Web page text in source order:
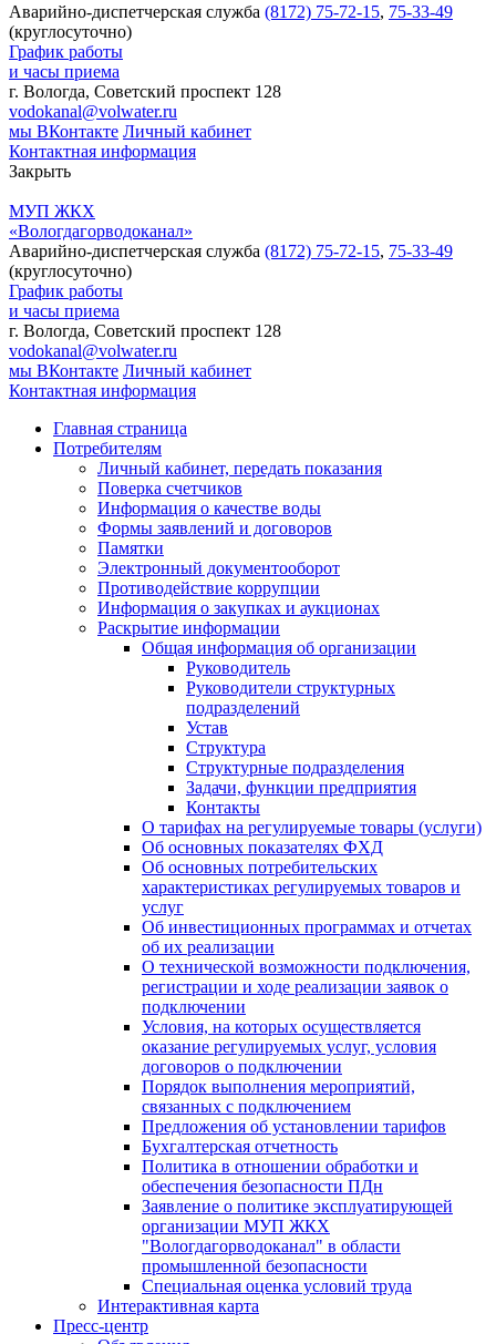
Аварийно-диспетчерская служба (8172) 75-72-15, 75-33-49
(круглосуточно)
График работы
и часы приема
г. Вологда, Советский проспект 128
vodokanal@volwater.ru
мы ВКонтакте Личный кабинет
Контактная информация
Закрыть
МУП ЖКХ
«Вологдагорводоканал»
Аварийно-диспетчерская служба (8172) 75-72-15, 75-33-49
(круглосуточно)
График работы
и часы приема
г. Вологда, Советский проспект 128
vodokanal@volwater.ru
мы ВКонтакте Личный кабинет
Контактная информация
Главная страница
Потребителям
Личный кабинет, передать показания
Поверка счетчиков
Информация о качестве воды
Формы заявлений и договоров
Памятки
Электронный документооборот
Противодействие коррупции
Информация о закупках и аукционах
Раскрытие информации
Общая информация об организации
Руководитель
Руководители структурных
подразделений
Устав
Структура
Структурные подразделения
Задачи, функции предприятия
Контакты
О тарифах на регулируемые товары (услуги)
Об основных показателях ФХД
Об основных потребительских
характеристиках регулируемых товаров и
услуг
Об инвестиционных программах и отчетах
об их реализации
О технической возможности подключения,
регистрации и ходе реализации заявок о
подключении
Условия, на которых осуществляется
оказание регулируемых услуг, условия
договоров о подключении
Порядок выполнения мероприятий,
связанных с подключением
Предложения об установлении тарифов
Бухгалтерская отчетность
Политика в отношении обработки и
обеспечения безопасности ПДн
Заявление о политике эксплуатирующей
организации МУП ЖКХ
"Вологдагорводоканал" в области
промышленной безопасности
Специальная оценка условий труда
Интерактивная карта
Пресс-центр